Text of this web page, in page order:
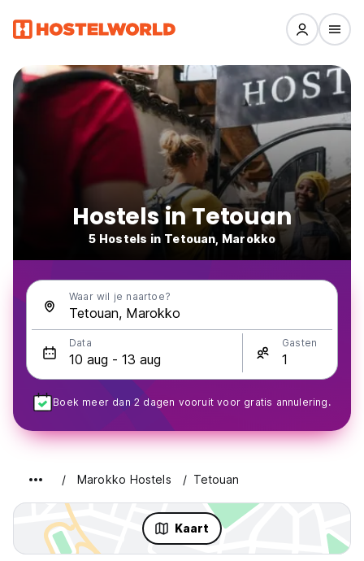
Hostels in Tetouan
5 Hostels in Tetouan, Marokko
Waar wil je naartoe?
Data Gasten
Boek meer dan 2 dagen vooruit voor gratis annulering.
Marokko Hostels Tetouan
Kaart